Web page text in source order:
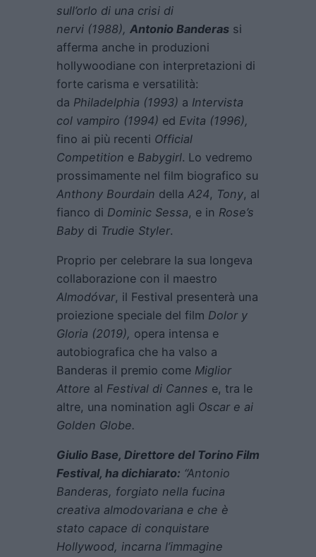
sull’orlo di una crisi di
nervi (1988), Antonio Banderas si
afferma anche in produzioni
hollywoodiane con interpretazioni di
forte carisma e versatilità:
da Philadelphia (1993) a Intervista
col vampiro (1994) ed Evita (1996),
fino ai più recenti Official
Competition e Babygirl. Lo vedremo
prossimamente nel film biografico su
Anthony Bourdain della A24, Tony, al
fianco di Dominic Sessa, e in Rose’s
Baby di Trudie Styler.
Proprio per celebrare la sua longeva
collaborazione con il maestro
Almodóvar, il Festival presenterà una
proiezione speciale del film Dolor y
Gloria (2019), opera intensa e
autobiografica che ha valso a
Banderas il premio come Miglior
Attore al Festival di Cannes e, tra le
altre, una nomination agli Oscar e ai
Golden Globe.
Giulio Base, Direttore del Torino Film
Festival, ha dichiarato: “Antonio
Banderas, forgiato nella fucina
creativa almodovariana e che è
stato capace di conquistare
Hollywood, incarna l’immagine